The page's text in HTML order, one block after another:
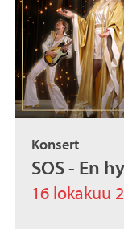
Konsert
SOS - En
16 lokakuu